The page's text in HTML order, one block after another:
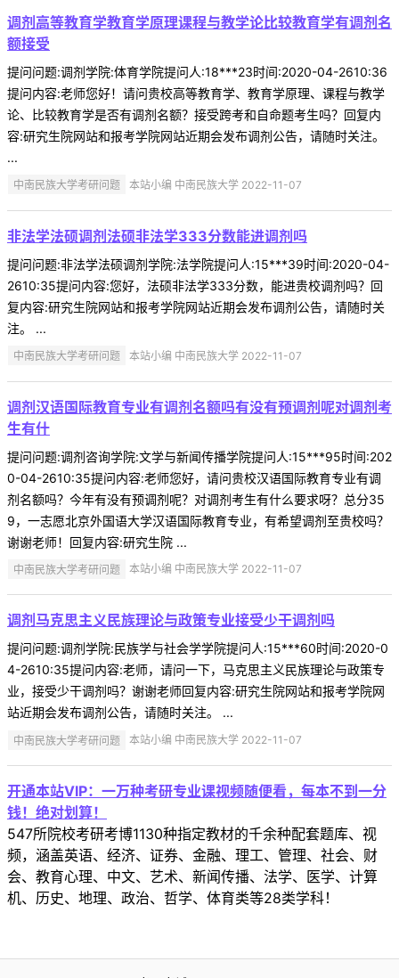
调剂高等教育学教育学原理课程与教学论比较教育学有调剂名
额接受
提问问题:调剂学院:体育学院提问人:18***23时间:2020-04-2610:36
提问内容:老师您好！请问贵校高等教育学、教育学原理、课程与教学
论、比较教育学是否有调剂名额？接受跨考和自命题考生吗？回复内
容:研究生院网站和报考学院网站近期会发布调剂公告，请随时关注。
...
中南民族大学考研问题 本站小编 中南民族大学 2022-11-07
非法学法硕调剂法硕非法学333分数能进调剂吗
提问问题:非法学法硕调剂学院:法学院提问人:15***39时间:2020-04-
2610:35提问内容:您好，法硕非法学333分数，能进贵校调剂吗？回
复内容:研究生院网站和报考学院网站近期会发布调剂公告，请随时关
注。 ...
中南民族大学考研问题 本站小编 中南民族大学 2022-11-07
调剂汉语国际教育专业有调剂名额吗有没有预调剂呢对调剂考
生有什
提问问题:调剂咨询学院:文学与新闻传播学院提问人:15***95时间:202
0-04-2610:35提问内容:老师您好，请问贵校汉语国际教育专业有调
剂名额吗？今年有没有预调剂呢？对调剂考生有什么要求呀？总分35
9，一志愿北京外国语大学汉语国际教育专业，有希望调剂至贵校吗？
谢谢老师！回复内容:研究生院 ...
中南民族大学考研问题 本站小编 中南民族大学 2022-11-07
调剂马克思主义民族理论与政策专业接受少干调剂吗
提问问题:调剂学院:民族学与社会学学院提问人:15***60时间:2020-0
4-2610:35提问内容:老师，请问一下，马克思主义民族理论与政策专
业，接受少干调剂吗？谢谢老师回复内容:研究生院网站和报考学院网
站近期会发布调剂公告，请随时关注。 ...
中南民族大学考研问题 本站小编 中南民族大学 2022-11-07
开通本站VIP：一万种考研专业课视频随便看，每本不到一分
钱！绝对划算！
547所院校考研考博1130种指定教材的千余种配套题库、视
频，涵盖英语、经济、证券、金融、理工、管理、社会、财
会、教育心理、中文、艺术、新闻传播、法学、医学、计算
机、历史、地理、政治、哲学、体育类等28类学科！